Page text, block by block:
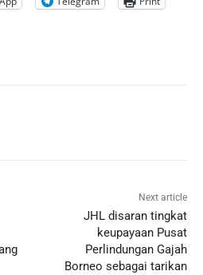
Next article
JHL disaran tingkat
keupayaan Pusat
Perlindungan Gajah
Borneo sebagai tarikan